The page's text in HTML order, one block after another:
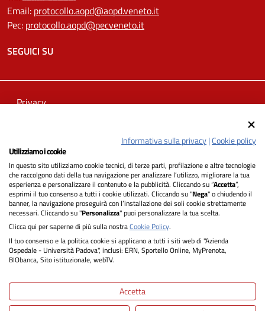
Email: protocollo.aopd@aopd.veneto.it
Pec: protocollo.aopd@pecveneto.it
SEGUICI SU
Privacy
Note legali
Informativa cookie
Mappa del sito
Informativa sulla privacy|Cookie policy
Utilizziamo i cookie
In questo sito utilizziamo cookie tecnici, di terze parti, profilazione e altre tecnologie
che raccolgono dati della tua navigazione per analizzare l’utilizzo, migliorare la tua
esperienza e personalizzare il contenuto e la pubblicità. Cliccando su “Accetta”,
esprimi il tuo consenso a tutti i cookie utilizzati. Cliccando su "Nega" o chiudendo il
banner, la navigazione proseguirà con l’installazione dei soli cookie strettamente
necessari. Cliccando su "Personalizza" puoi personalizzare la tua scelta.
Clicca qui per saperne di più sulla nostraCookie Policy.
Il tuo consenso e la politica cookie si applicano a tutti i siti web di "Azienda
Ospedale - Università Padova", inclusi: ERN, Sportello Online, MyPrenota,
BIObanca, Sito istituzionale, webTV.
Accetta